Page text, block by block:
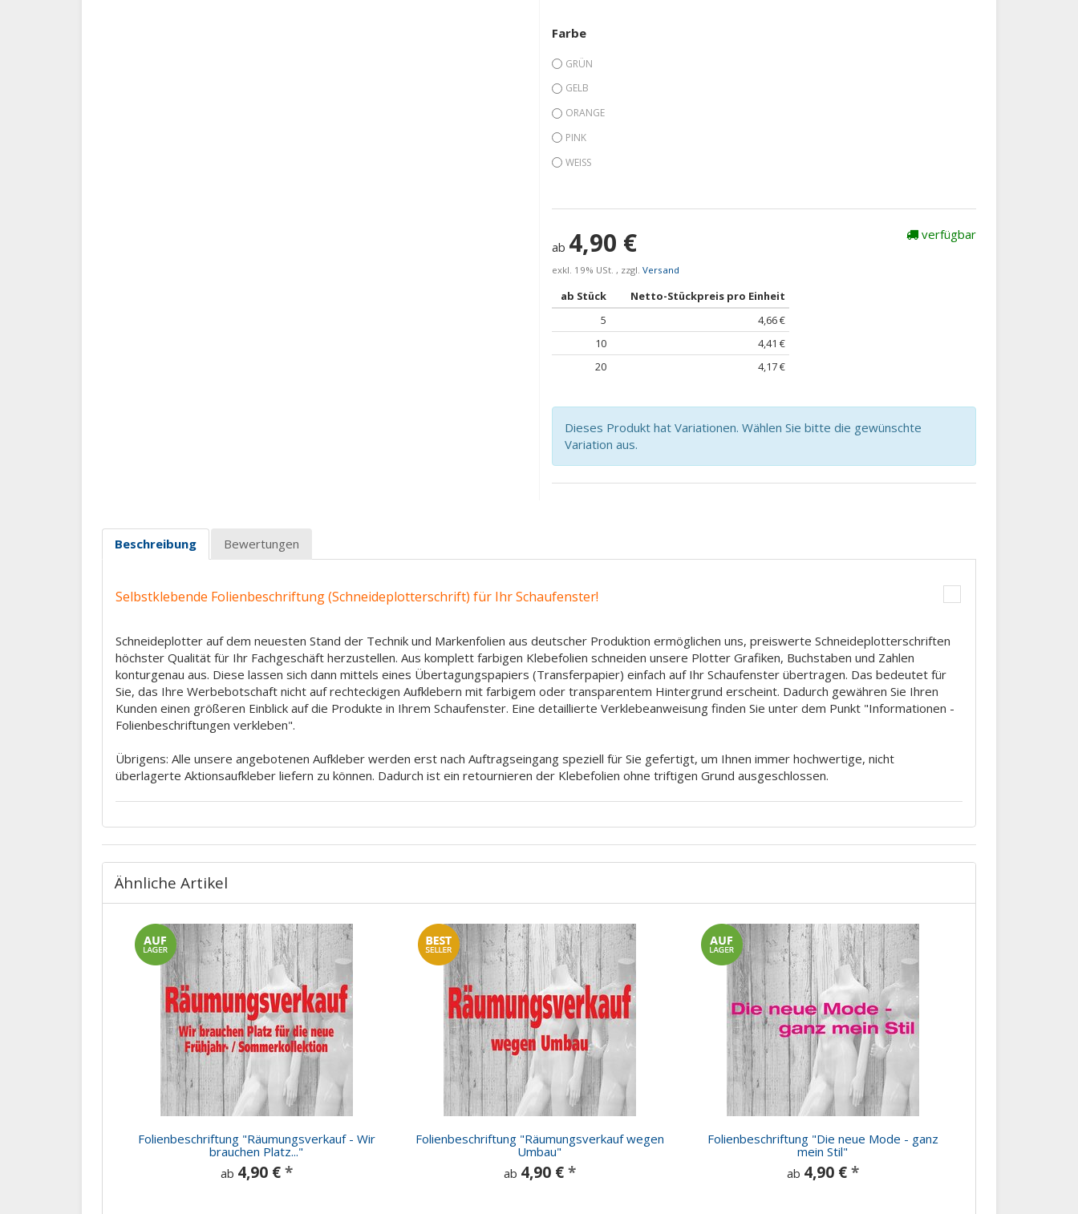
Farbe
GRÜN
GELB
ORANGE
PINK
WEISS
ab 4,90 €
exkl. 19% USt. , zzgl. Versand
ab Stück
Netto-Stückpreis pro Einheit
5
4,66 €
10
4,41 €
20
4,17 €
verfügbar
Dieses Produkt hat Variationen. Wählen Sie bitte die gewünschte
Variation aus.
Beschreibung Bewertungen
Selbstklebende Folienbeschriftung (Schneideplotterschrift) für Ihr Schaufenster!
Schneideplotter auf dem neuesten Stand der Technik und Markenfolien aus deutscher Produktion ermöglichen uns, preiswerte Schneideplotterschriften
höchster Qualität für Ihr Fachgeschäft herzustellen. Aus komplett farbigen Klebefolien schneiden unsere Plotter Grafiken, Buchstaben und Zahlen
konturgenau aus. Diese lassen sich dann mittels eines Übertagungspapiers (Transferpapier) einfach auf Ihr Schaufenster übertragen. Das bedeutet für
Sie, das Ihre Werbebotschaft nicht auf rechteckigen Aufklebern mit farbigem oder transparentem Hintergrund erscheint. Dadurch gewähren Sie Ihren
Kunden einen größeren Einblick auf die Produkte in Ihrem Schaufenster. Eine detaillierte Verklebeanweisung finden Sie unter dem Punkt "Informationen -
Folienbeschriftungen verkleben".
Übrigens: Alle unsere angebotenen Aufkleber werden erst nach Auftragseingang speziell für Sie gefertigt, um Ihnen immer hochwertige, nicht
überlagerte Aktionsaufkleber liefern zu können. Dadurch ist ein retournieren der Klebefolien ohne triftigen Grund ausgeschlossen.
Ähnliche Artikel
Folienbeschriftung "Räumungsverkauf - Wir
brauchen Platz..."
ab 4,90 € *
Folienbeschriftung "Räumungsverkauf wegen
Umbau"
ab 4,90 € *
Folienbeschriftung "Die neue Mode - ganz
mein Stil"
ab 4,90 € *